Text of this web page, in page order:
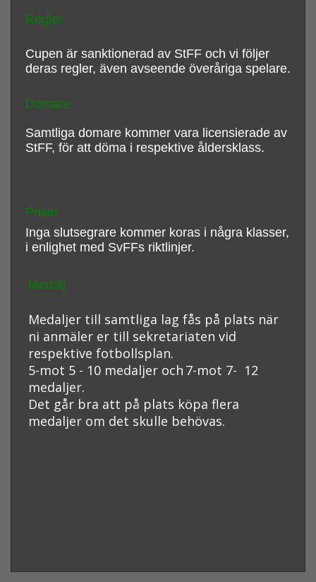
Regler
Cupen är sanktionerad av StFF och vi följer
deras regler, även avseende överåriga spelare.
Domare
Samtliga domare kommer vara licensierade av
StFF, för att döma i respektive åldersklass.
Priser
Inga slutsegrare kommer koras i några klasser,
i enlighet med SvFFs riktlinjer.
Medalj
Medaljer till samtliga lag fås på plats när
ni anmäler er till sekretariaten vid
respektive fotbollsplan.
5-mot 5 - 10 medaljer och 7-mot 7- 12
medaljer.
Det går bra att på plats köpa flera
medaljer om det skulle behövas.